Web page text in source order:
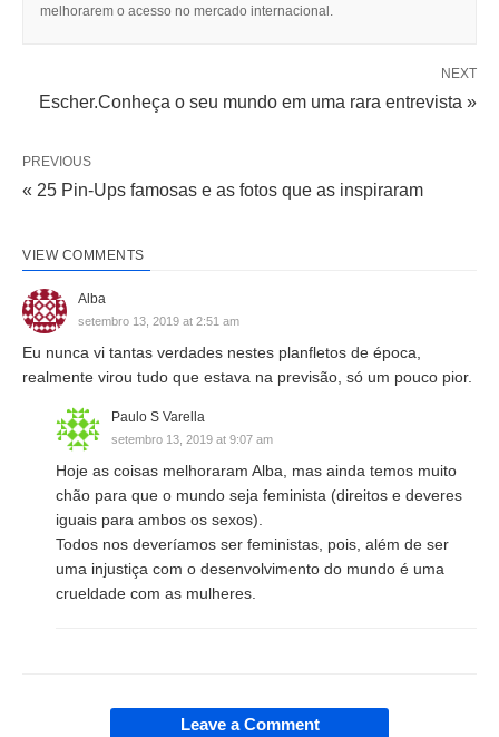
melhorarem o acesso no mercado internacional.
NEXT
Escher.Conheça o seu mundo em uma rara entrevista »
PREVIOUS
« 25 Pin-Ups famosas e as fotos que as inspiraram
VIEW COMMENTS
Alba
setembro 13, 2019 at 2:51 am
Eu nunca vi tantas verdades nestes planfletos de época,
realmente virou tudo que estava na previsão, só um pouco pior.
Paulo S Varella
setembro 13, 2019 at 9:07 am
Hoje as coisas melhoraram Alba, mas ainda temos muito
chão para que o mundo seja feminista (direitos e deveres
iguais para ambos os sexos).
Todos nos deveríamos ser feministas, pois, além de ser
uma injustiça com o desenvolvimento do mundo é uma
crueldade com as mulheres.
Leave a Comment